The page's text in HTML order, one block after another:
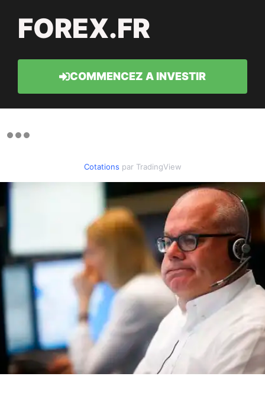
FOREX.FR
COMMENCEZ A INVESTIR
Cotations par TradingView